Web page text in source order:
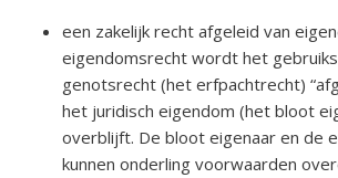
een zakelijk recht afgeleid van
eigendomsrecht wordt het
genotsrecht (het erfpachtrecht)
het juridisch eigendom (het bloot
overblijft. De bloot eigenaar en de
kunnen onderling voorwaarden